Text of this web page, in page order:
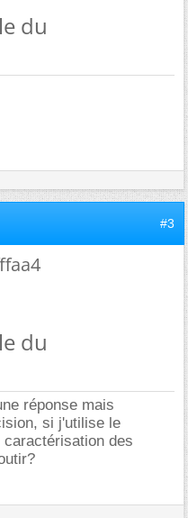
du
#3
du
réponse mais
si j'utilise le
des